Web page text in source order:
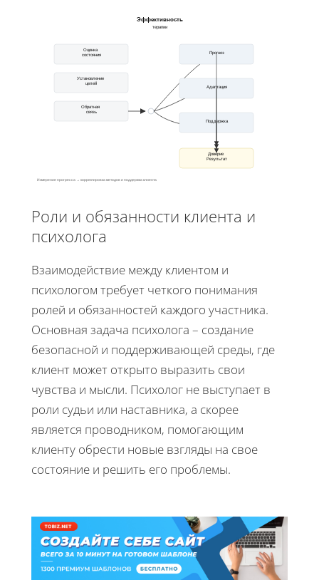
Эффективность
терапии
Оценка
состояния
Установление
целей
Обратная
связь
Прогноз
Адаптация
Поддержка
Доверие
Результат
Измерение прогресса → корректировка методов и поддержка клиента
Роли и обязанности клиента и
психолога
Взаимодействие между клиентом и
психологом требует четкого понимания
ролей и обязанностей каждого участника.
Основная задача психолога – создание
безопасной и поддерживающей среды, где
клиент может открыто выразить свои
чувства и мысли. Психолог не выступает в
роли судьи или наставника, а скорее
является проводником, помогающим
клиенту обрести новые взгляды на свое
состояние и решить его проблемы.